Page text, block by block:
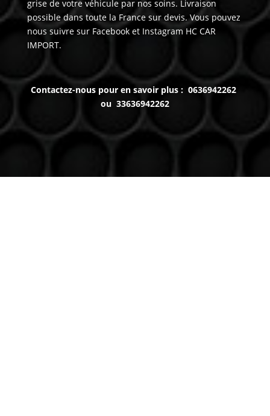
grise de votre véhicule par nos soins. Livraison
possible dans toute la France sur devis. Vous pouvez
nous suivre sur Facebook et Instagram HC CAR
IMPORT.
Contactez-nous pour en savoir plus : 0636942262
ou 33636942262